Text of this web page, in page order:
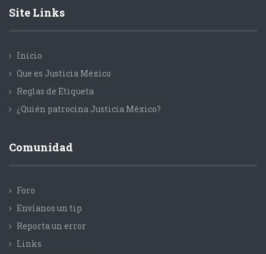
Site Links
Inicio
Que es Justicia México
Reglas de Etiqueta
¿Quién patrocina Justicia México?
Comunidad
Foro
Envíanos un tip
Reporta un error
Links